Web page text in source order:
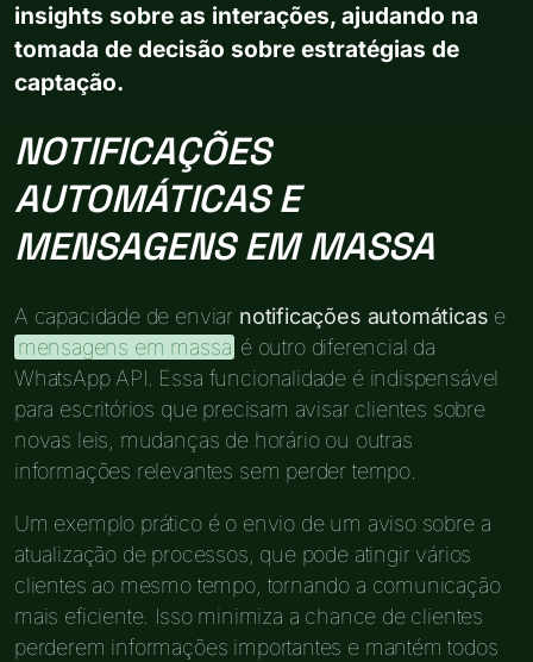
insights sobre as interações, ajudando na
tomada de decisão sobre estratégias de
captação.
NOTIFICAÇÕES
AUTOMÁTICAS E
MENSAGENS EM MASSA
A capacidade de enviar notificações automáticas e
mensagens em massa é outro diferencial da
WhatsApp API. Essa funcionalidade é indispensável
para escritórios que precisam avisar clientes sobre
novas leis, mudanças de horário ou outras
informações relevantes sem perder tempo.
Um exemplo prático é o envio de um aviso sobre a
atualização de processos, que pode atingir vários
clientes ao mesmo tempo, tornando a comunicação
mais eficiente. Isso minimiza a chance de clientes
perderem informações importantes e mantém todos